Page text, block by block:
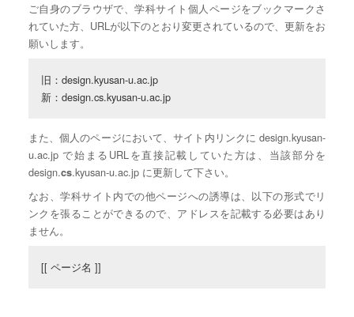
ご自身のブラウザで、学科サイト個人ページをブックマークさ
れていた方、URLが以下のとおり変更されているので、更新をお
願いします。
旧：design.kyusan-u.ac.jp
新：design.cs.kyusan-u.ac.jp
また、個人のページにおいて、サイト内リンクに design.kyusan-
u.ac.jp で始まるURLを直接記載していた方は、当該部分を
design.cs.kyusan-u.ac.jp に更新して下さい。
なお、学科サイト内での他ページへの誘導は、以下の形式でリ
ンクを張ることができるので、アドレスを記載する必要はあり
ません。
[[ ページ名 ]]